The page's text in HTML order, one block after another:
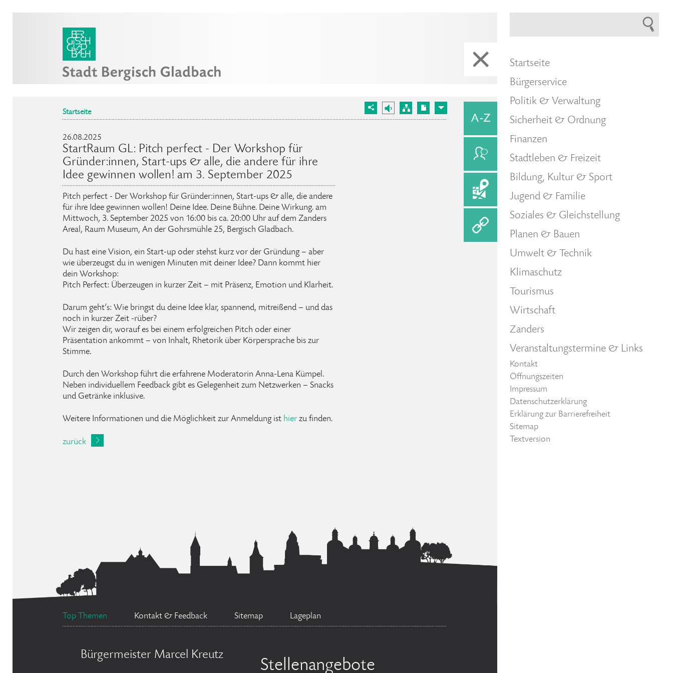
Startseite
26.08.2025
StartRaum GL: Pitch perfect - Der Workshop für
Gründer:innen, Start-ups & alle, die andere für ihre
Idee gewinnen wollen! am 3. September 2025
Pitch perfect - Der Workshop für Gründer:innen, Start-ups & alle, die andere
für ihre Idee gewinnen wollen! Deine Idee. Deine Bühne. Deine Wirkung. am
Mittwoch, 3. September 2025 von 16:00 bis ca. 20:00 Uhr auf dem Zanders
Areal, Raum Museum, An der Gohrsmühle 25, Bergisch Gladbach.
Du hast eine Vision, ein Start-up oder stehst kurz vor der Gründung – aber
wie überzeugst du in wenigen Minuten mit deiner Idee? Dann kommt hier
dein Workshop:
Pitch Perfect: Überzeugen in kurzer Zeit – mit Präsenz, Emotion und Klarheit.
Darum geht’s: Wie bringst du deine Idee klar, spannend, mitreißend – und das
noch in kurzer Zeit -rüber?
Wir zeigen dir, worauf es bei einem erfolgreichen Pitch oder einer
Präsentation ankommt – von Inhalt, Rhetorik über Körpersprache bis zur
Stimme.
Durch den Workshop führt die erfahrene Moderatorin Anna-Lena Kümpel.
Neben individuellem Feedback gibt es Gelegenheit zum Netzwerken – Snacks
und Getränke inklusive.
Weitere Informationen und die Möglichkeit zur Anmeldung ist hier zu finden.
zurück
Top Themen Kontakt & Feedback Sitemap Lageplan
Bürgermeister Marcel Kreutz
Stellenangebote
Startseite
Bürgerservice
Politik & Verwaltung
Sicherheit & Ordnung
Finanzen
Stadtleben & Freizeit
Bildung, Kultur & Sport
Jugend & Familie
Soziales & Gleichstellung
Planen & Bauen
Umwelt & Technik
Klimaschutz
Tourismus
Wirtschaft
Zanders
Veranstaltungstermine & Links
Kontakt
Öffnungszeiten
Impressum
Datenschutzerklärung
Erklärung zur Barrierefreiheit
Sitemap
Textversion